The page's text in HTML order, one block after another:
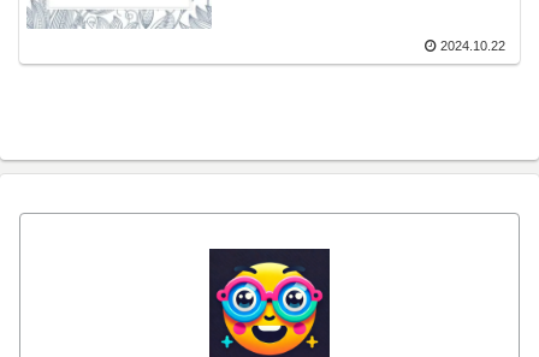
2024.10.22